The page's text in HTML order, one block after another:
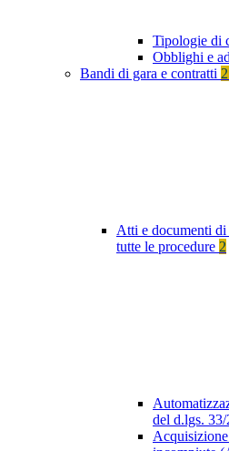
Tipologie di
Obblighi e
Bandi di gara e contratti
Atti e documenti di
tutte le procedure 2
del d.lgs.